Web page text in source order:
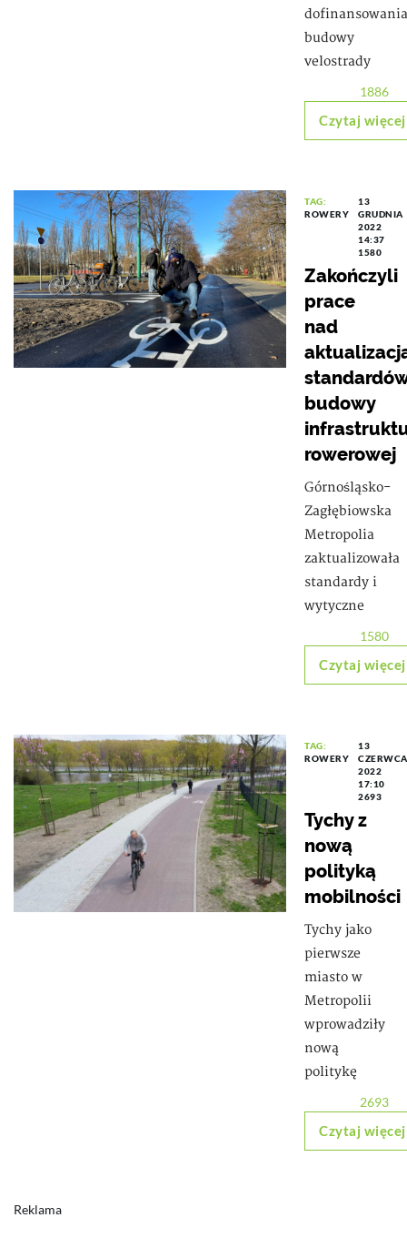
dofinansowania
budowy
velostrady
1886
Czytaj więcej
TAG:
ROWERY
13
GRUDNIA
2022
14:37
1580
Zakończyli
prace
nad
budowy
rowerowej
Górnośląsko-
Zagłębiowska
Metropolia
zaktualizowała
standardy i
wytyczne
1580
Czytaj więcej
TAG:
ROWERY
13
CZERWCA
2022
17:10
2693
Tychy z
nową
polityką
mobilności
Tychy jako
pierwsze
miasto w
Metropolii
wprowadziły
nową
politykę
2693
Czytaj więcej
Reklama